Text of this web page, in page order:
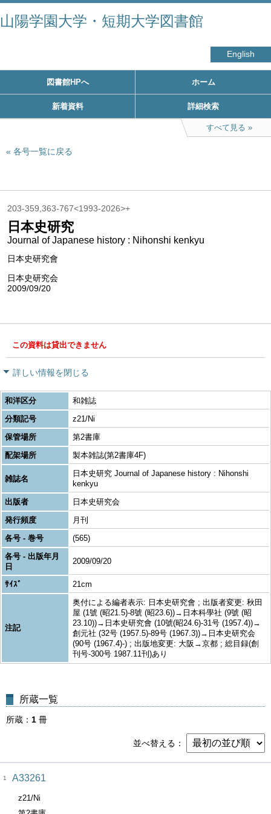
山陽学園大学・短期大学図書館
English
図書館HPへ ホーム
新着資料 詳細検索
すべて見る
各号一覧に戻る
203-359,363-767<1993-2026>+
日本史研究
Journal of Japanese history : Nihonshi kenkyu
日本史研究會
日本史研究会
2009/09/20
この資料は貸出できません
詳しい情報を閉じる
和洋区分
和雑誌
分類記号
z21/Ni
保管場所
第2書庫
配架場所
製本雑誌(第2書庫4F)
雑誌名
日本史研究 Journal of Japanese history : Nihonshi
kenkyu
出版者
日本史研究会
発行頻度
月刊
各号 - 巻号
(565)
各号 - 出版年月
日
2009/09/20
ｻｲｽﾞ 21cm
注記
奥付による編者表示: 日本史研究會 ; 出版者変更: 秋田
屋 (1號 (昭21.5)-8號 (昭23.6))→日本科學社 (9號 (昭
23.10))→日本史研究會 (10號(昭24.6)-31号 (1957.4))→
創元社 (32号 (1957.5)-89号 (1967.3))→日本史研究会
(90号 (1967.4)-) ; 出版地変更: 大阪→京都 ; 総目録(創
刊号-300号 1987.11刊)あり
所蔵一覧
所蔵 1 冊
並べ替える
1 A33261
z21/Ni